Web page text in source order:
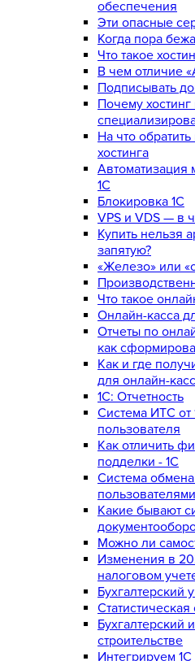
обеспечения
Эти опасные
Когда пора
Что такое
В чем отличие
Подписывать
Почему
На что
хостинга
Автоматизация
1С
Блокировка 1С
VPS и VDS — в
Купить нельзя
запятую?
«Железо» или
Что такое
Онлайн-касса
Отчеты по
как
Как и где
для онлайн-касс
1С: Отчетность
Система ИТС от
пользователя
Как отличить
подделки - 1С
Система
Какие бывают
Можно ли
Изменения в
налоговом
Бухгалтерский
Статистическая
Бухгалтерский
строительстве
Интегрируем